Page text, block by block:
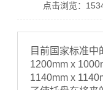
点击浏览：
目前国家标准中
1200mm x
1140mm x